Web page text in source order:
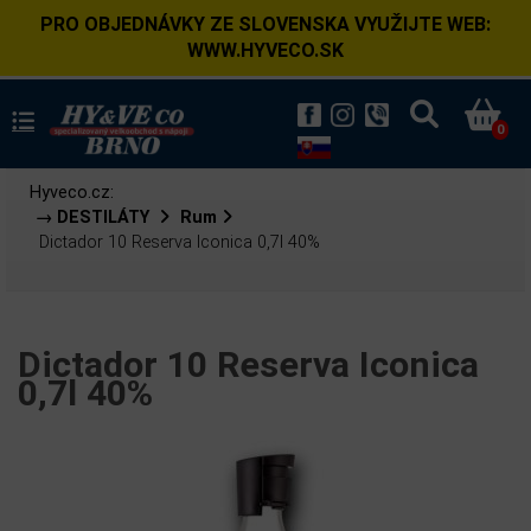
PRO OBJEDNÁVKY ZE SLOVENSKA VYUŽIJTE WEB:
WWW.HYVECO.SK
0
Hyveco.cz:
→ DESTILÁTY
Rum
Dictador 10 Reserva Iconica 0,7l 40%
Dictador 10 Reserva Iconica
0,7l 40%